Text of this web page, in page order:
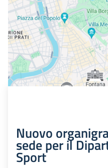
Nuovo
sede per il
Sport